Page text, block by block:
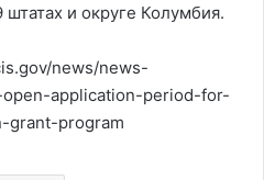
и ​​округе Колумбия.
news/news-
application-period-for-
grant-program